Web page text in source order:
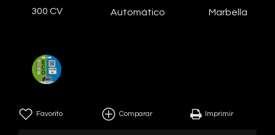
300 CV Automático Marbella
Favorito Comparar Imprimir